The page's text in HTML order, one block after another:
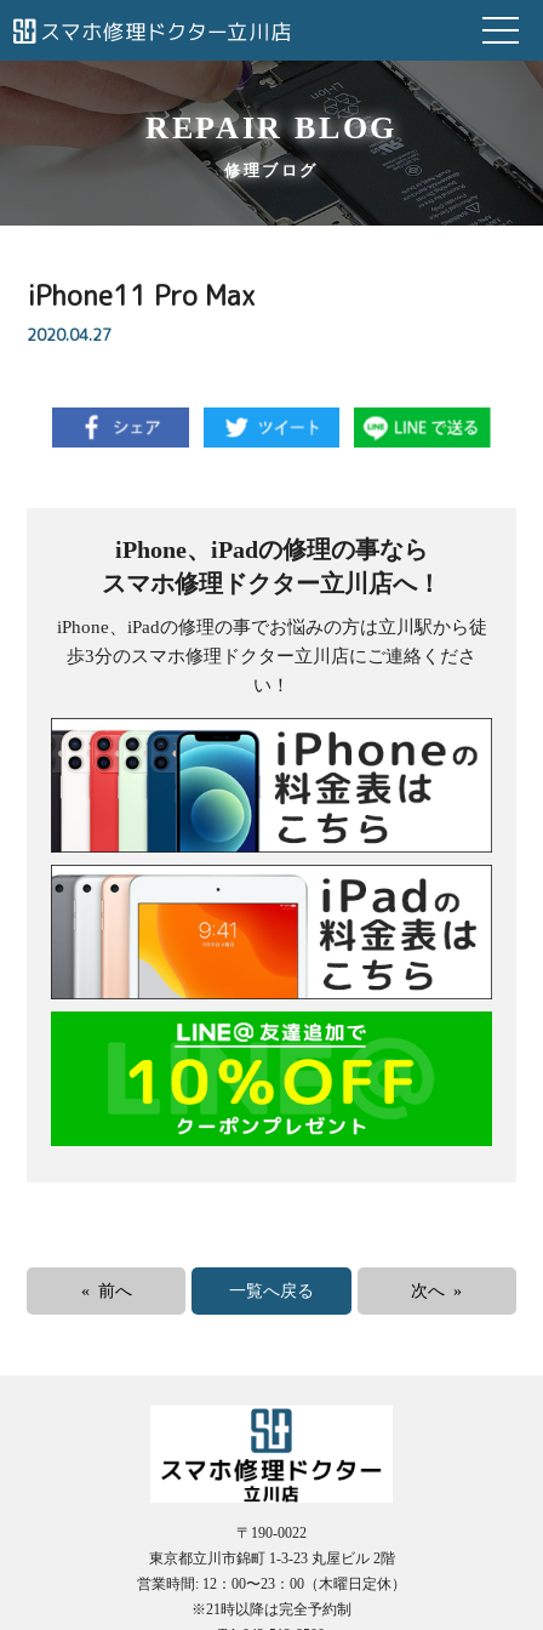
REPAIR BLOG
修理ブログ
iPhone11 Pro Max
2020.04.27
iPhone、iPadの修理の事なら
スマホ修理ドクター立川店へ！
iPhone、iPadの修理の事でお悩みの方は立川駅から徒
歩3分のスマホ修理ドクター立川店にご連絡くださ
い！
« 前へ 一覧へ戻る 次へ »
〒190-0022
東京都立川市錦町 1-3-23 丸屋ビル 2階
営業時間: 12：00〜23：00（木曜日定休）
※21時以降は完全予約制